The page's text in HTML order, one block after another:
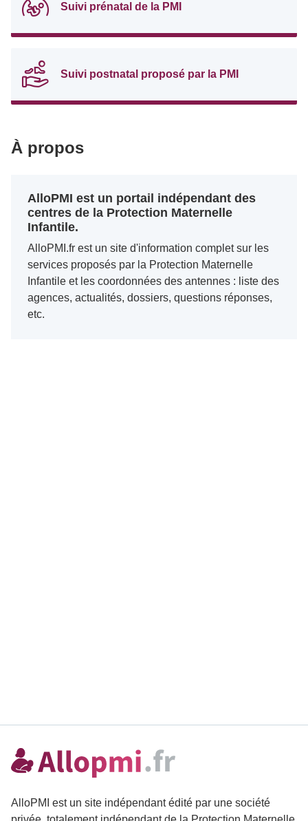
Suivi prénatal de la PMI
Suivi postnatal proposé par la PMI
À propos
AlloPMI est un portail indépendant des
centres de la Protection Maternelle
Infantile.
AlloPMI.fr est un site d'information complet sur les
services proposés par la Protection Maternelle
Infantile et les coordonnées des antennes : liste des
agences, actualités, dossiers, questions réponses,
etc.
AlloPMI est un site indépendant édité par une société